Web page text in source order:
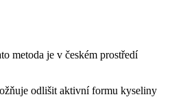
metoda je v českém prostředí
odlišit aktivní formu kyseliny